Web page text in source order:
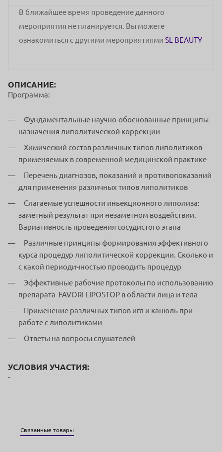
В ближайшее время проведение данного
мероприятия не планируется. Вы можете
ознакомиться с другими мероприятиями SL BEAUTY
ОПИСАНИЕ:
Программа:
Фундаментальные научно-обоснованные принципы
назначения липолитической коррекции
Химический состав различных типов липолитиков
применяемых в современной медицинской практике
Перечень диагнозов, показаний и противопоказаний
для применения различных типов липолитиков
Слагаемые успешности иньекционного липолиза:
заметный результат при незаметном воздействии.
Вариативность проведения сосудистого этапа
Различные принципы формирования эффективного
курса процедур липолитической коррекции. Сколько и
с какой периодичностью проводить процедур
Эффективные рабочие протоколы по использованию
препарата FAVORI LIPOSTOP в области лица и тела
Применение различных типов игл и канюль при
работе с липолитиками
Ответы на вопросы слушателей
УСЛОВИЯ УЧАСТИЯ:
-
Связанные товары